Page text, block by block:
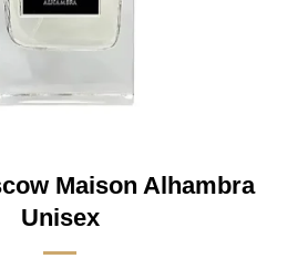
Maison Alhambra
Unisex